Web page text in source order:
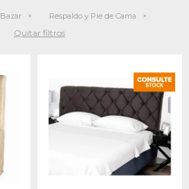
Respaldo y Pie de Cama
Quitar filtros